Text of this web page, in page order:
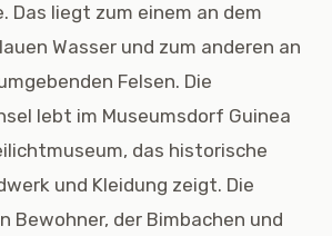
Das liegt zum einem an dem
Wasser und zum anderen an
Felsen. Die
lebt im Museumsdorf Guinea
das historische
und Kleidung zeigt. Die
Bewohner, der Bimbachen und